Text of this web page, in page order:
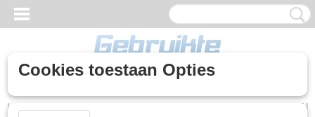
Inloggen
UW WINKELWAGEN
Cookies toestaan Opties